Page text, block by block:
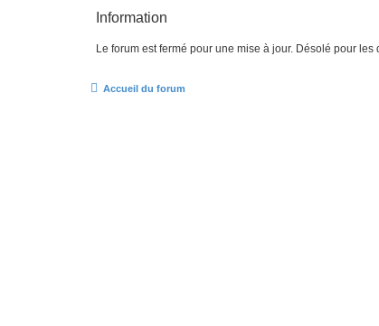
Information
Le forum est fermé pour une mise à jour. Désolé pour les
Accueil du forum